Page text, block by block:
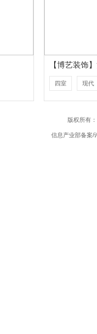
【博艺装饰
四室 现代
版权所有
信息产业部备案/